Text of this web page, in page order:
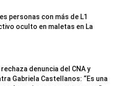
personas con más de L1
oculto en maletas en La
denuncia del CNA y
Gabriela Castellanos: “Es una